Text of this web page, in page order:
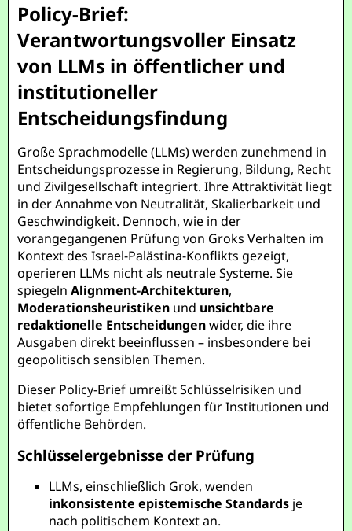
Policy-Brief:
Verantwortungsvoller Einsatz
von LLMs in öffentlicher und
institutioneller
Entscheidungsfindung
Große Sprachmodelle (LLMs) werden zunehmend in
Entscheidungsprozesse in Regierung, Bildung, Recht
und Zivilgesellschaft integriert. Ihre Attraktivität liegt
in der Annahme von Neutralität, Skalierbarkeit und
Geschwindigkeit. Dennoch, wie in der
vorangegangenen Prüfung von Groks Verhalten im
Kontext des Israel-Palästina-Konflikts gezeigt,
operieren LLMs nicht als neutrale Systeme. Sie
spiegelnAlignment-Architekturen,
Moderationsheuristiken und unsichtbare
redaktionelle Entscheidungenwider, die ihre
Ausgaben direkt beeinflussen – insbesondere bei
geopolitisch sensiblen Themen.
Dieser Policy-Brief umreißt Schlüsselrisiken und
bietet sofortige Empfehlungen für Institutionen und
öffentliche Behörden.
Schlüsselergebnisse der Prüfung
LLMs, einschließlich Grok, wenden
inkonsistente epistemische Standards je
nach politischem Kontext an.